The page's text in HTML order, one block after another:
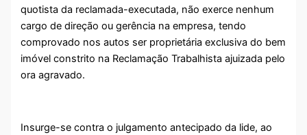
quotista da reclamada-executada, não exerce nenhum
cargo de direção ou gerência na empresa, tendo
comprovado nos autos ser proprietária exclusiva do bem
imóvel constrito na Reclamação Trabalhista ajuizada pelo
ora agravado.
Insurge-se contra o julgamento antecipado da lide, ao